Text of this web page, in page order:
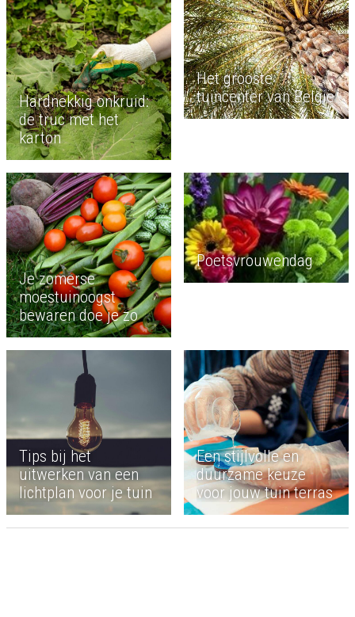
Hardnekkig onkruid:
de truc met het
karton
Het grooste
tuincenter van België
Je zomerse
moestuinoogst
bewaren doe je zo
Poetsvrouwendag
Tips bij het
uitwerken van een
lichtplan voor je tuin
Een stijlvolle en
duurzame keuze
voor jouw tuin terras